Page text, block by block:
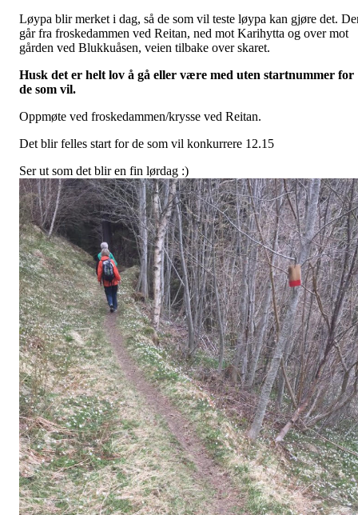
Løypa blir merket i dag, så de som vil teste løypa kan gjøre det.
går fra froskedammen ved Reitan, ned mot Karihytta og over mot
gården ved Blukkuåsen, veien tilbake over skaret.
Husk det er helt lov å gå eller være med uten startnummer for
de som vil.
Oppmøte ved froskedammen/krysse ved Reitan.
Det blir felles start for de som vil konkurrere 12.15
Ser ut som det blir en fin lørdag :)